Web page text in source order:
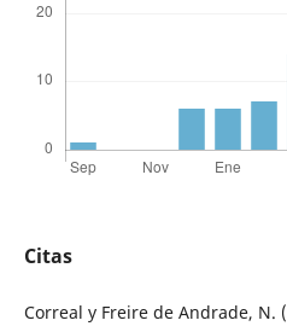
Citas
Correal y Freire de Andrade, N.